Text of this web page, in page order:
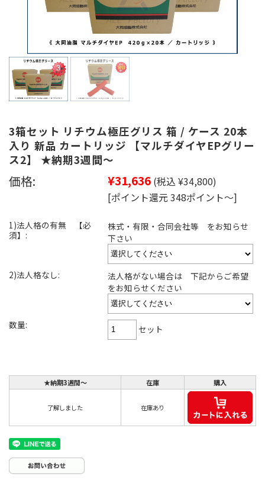
3箱セット リチウム極圧グリス 箱 / ケース 20本
入り 新品 カートリッジ 【マルチダイヤEPグリー
ス2】 ★納期3週間～
価格: ¥31,636 (税込 ¥34,800)
[ポイント還元 348ポイント～]
1)法人格の有無 【必
須】:
株式・有限・合同会社等 をお知らせ
下さい
2)法人格なし:
法人格がない場合は 下記からご希望
をお知らせください
数量: セット
★納期3週間～ 在庫 購入
了解しました 在庫あり